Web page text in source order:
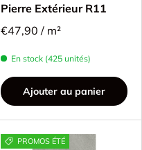
Pierre Extérieur R11
€47,90 / m²
En stock (425 unités)
Ajouter au panier
PROMOS ÉTÉ